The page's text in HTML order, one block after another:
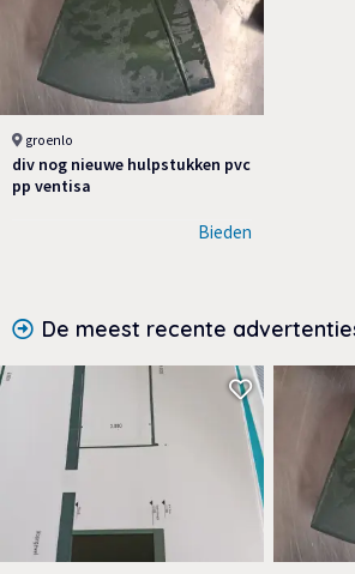
groenlo
div nog nieuwe hulpstukken pvc
pp ventisa
Bieden
De meest recente